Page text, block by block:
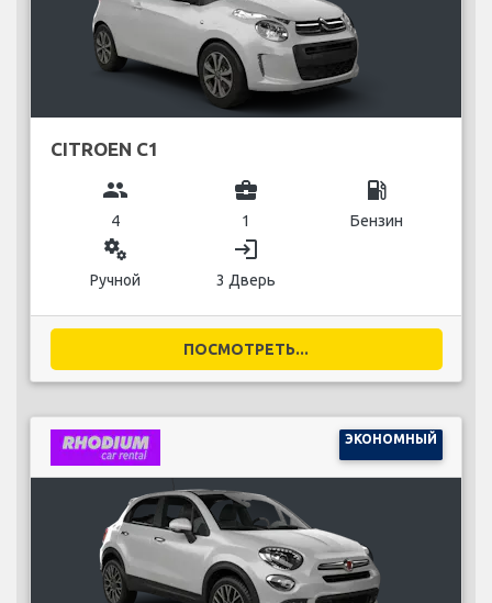
CITROEN C1
group
4
business_center
1
local_gas_station
Бензин
miscellaneous_services
Ручной
login
3 Дверь
ПОСМОТРЕТЬ...
ЭКОНОМНЫЙ